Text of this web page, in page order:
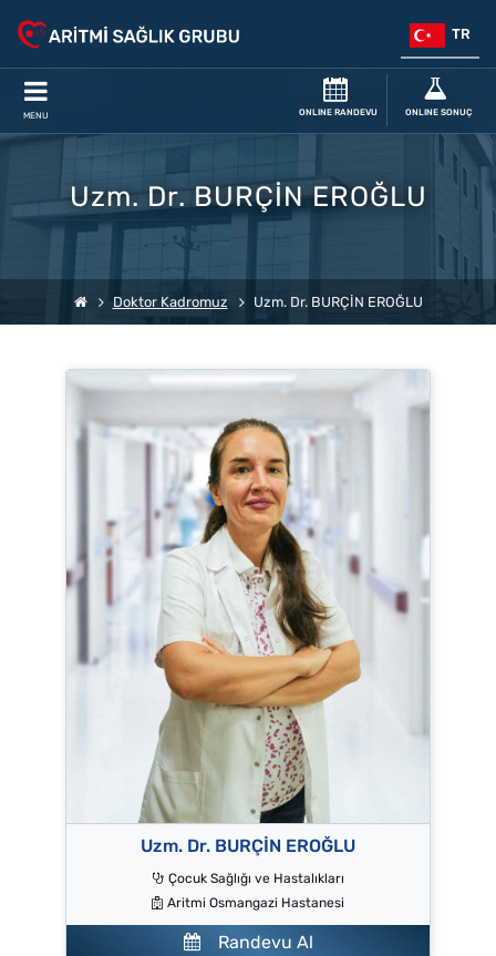
TR
MENU ONLINE RANDEVU ONLINE SONUÇ
Uzm. Dr. BURÇİN EROĞLU
Doktor Kadromuz Uzm. Dr. BURÇİN EROĞLU
Uzm. Dr. BURÇİN EROĞLU
Çocuk Sağlığı ve Hastalıkları
Aritmi Osmangazi Hastanesi
Randevu Al